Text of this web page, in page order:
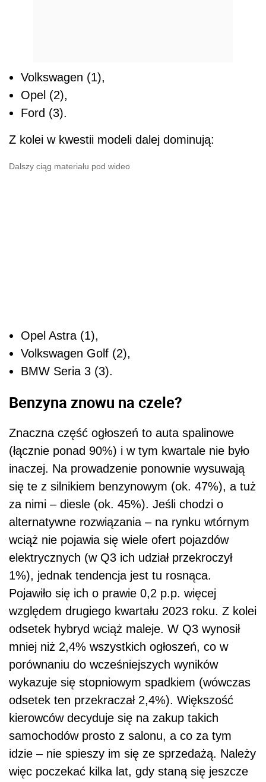
Volkswagen (1),
Opel (2),
Ford (3).
Z kolei w kwestii modeli dalej dominują:
Dalszy ciąg materiału pod wideo
Opel Astra (1),
Volkswagen Golf (2),
BMW Seria 3 (3).
Benzyna znowu na czele?
Znaczna część ogłoszeń to auta spalinowe
(łącznie ponad 90%) i w tym kwartale nie było
inaczej. Na prowadzenie ponownie wysuwają
się te z silnikiem benzynowym (ok. 47%), a tuż
za nimi – diesle (ok. 45%). Jeśli chodzi o
alternatywne rozwiązania – na rynku wtórnym
wciąż nie pojawia się wiele ofert pojazdów
elektrycznych (w Q3 ich udział przekroczył
1%), jednak tendencja jest tu rosnąca.
Pojawiło się ich o prawie 0,2 p.p. więcej
względem drugiego kwartału 2023 roku. Z kolei
odsetek hybryd wciąż maleje. W Q3 wynosił
mniej niż 2,4% wszystkich ogłoszeń, co w
porównaniu do wcześniejszych wyników
wykazuje się stopniowym spadkiem (wówczas
odsetek ten przekraczał 2,4%). Większość
kierowców decyduje się na zakup takich
samochodów prosto z salonu, a co za tym
idzie – nie spieszy im się ze sprzedażą. Należy
więc poczekać kilka lat, gdy staną się jeszcze